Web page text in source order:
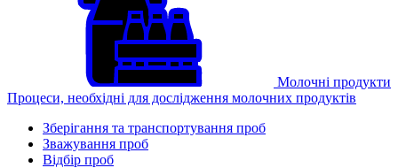
Молочні продукти
Процеси, необхідні для дослідження молочних продуктів
Зберігання та транспортування проб
Зважування проб
Відбір проб